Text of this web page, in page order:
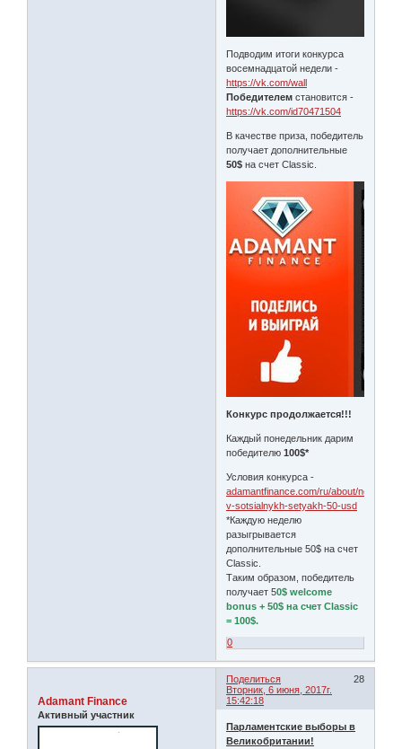
Подводим итоги конкурса
восемнадцатой недели -
https://vk.com/wall
Победителем становится -
https://vk.com/id70471504
В качестве приза, победитель
получает дополнительные
50$ на счет Classic.
Конкурс продолжается!!!
Каждый понедельник дарим
победителю100$*
Условия конкурса -
adamantfinance.com/ru/about/news/
v-sotsialnykh-setyakh-50-usd
*Каждую неделю
разыгрывается
дополнительные 50$ на счет
Classic.
Таким образом, победитель
получает 50$ welcome
bonus + 50$ на счет Classic
= 100$.
0
Поделиться
28
Вторник, 6 июня, 2017г.
15:42:18
Adamant Finance
Активный участник
Парламентские выборы в
Великобритании!